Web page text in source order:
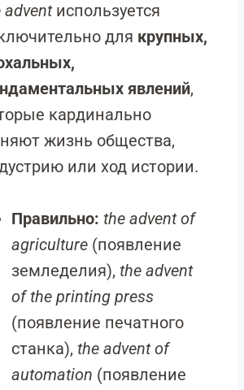
adventиспользуется
для крупных,
явлений,
кардинально
жизнь общества,
или ход истории.
Правильно: the advent of
agriculture (появление
земледелия), the advent
of the printing press
(появление печатного
станка), the advent of
automation (появление